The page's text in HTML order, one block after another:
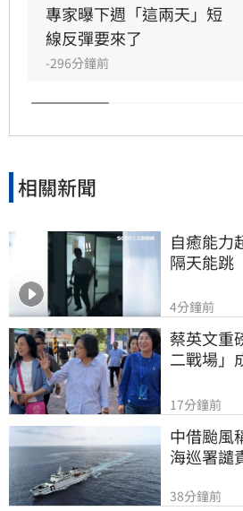
億元，大舉減碼群創與華邦
青睞成為買超冠軍。市場多
鋸，投資人需密切留意後續外
流向，短線獲利回吐賣壓是
大盤後市走勢的關鍵指標。
專家曝下週「這兩天」短
線反彈要來了
-296分鐘前
相關新聞
自癒能力
隔天能跳
4分鐘前
蔡英文重
二戰場」
17分鐘前
中借颱風
海巡署譴
38分鐘前